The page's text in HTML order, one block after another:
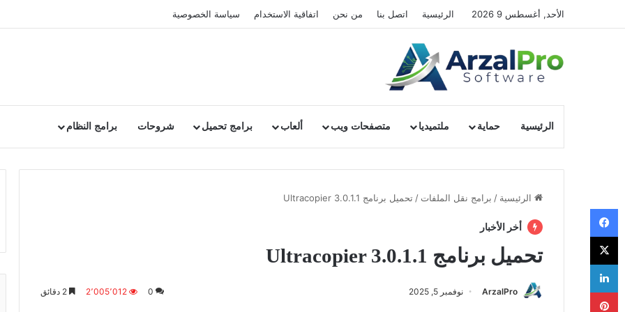
الأحد, أغسطس 9 2026 الرئيسية اتصل بنا من نحن اتفاقية الاستخدام سياسة الخصوصية
الرئيسية حماية ملتميديا متصفحات ويب ألعاب برامج تحميل شروحات برامج النظام
الرئيسية / برامج نقل الملفات / تحميل برنامج Ultracopier 3.0.1.1
أخر الأخبار
تحميل برنامج Ultracopier 3.0.1.1
ArzalPro نوفمبر 5, 2025 0 2٬005٬012
فيسبوك
‫X
لينكدإن
بينتيريست